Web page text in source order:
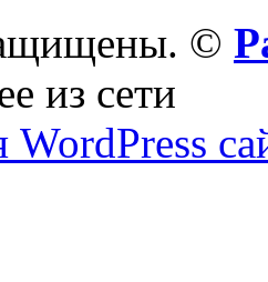
©
из сети